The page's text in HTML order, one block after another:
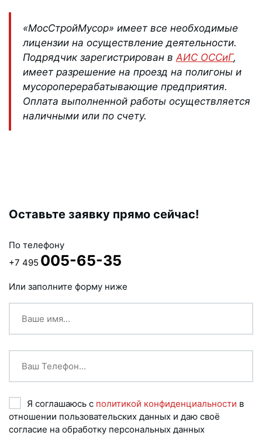
«МосСтройМусор» имеет все необходимые
лицензии на осуществление деятельности.
Подрядчик зарегистрирован вАИС ОССиГ,
имеет разрешение на проезд на полигоны и
мусороперерабатывающие предприятия.
Оплата выполненной работы осуществляется
наличными или по счету.
Оставьте заявку прямо сейчас!
По телефону
+7 495 005-65-35
Или заполните форму ниже
Я соглашаюсь с политикой конфиденциальности в
отношении пользовательских данных и даю своё
согласие на обработку персональных данных